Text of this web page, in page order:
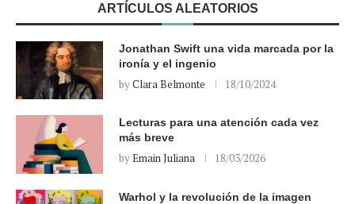
ARTÍCULOS ALEATORIOS
Jonathan Swift una vida marcada por la
ironía y el ingenio
byClara Belmonte 18/10/2024
Lecturas para una atención cada vez
más breve
byEmain Juliana 18/03/2026
Warhol y la revolución de la imagen